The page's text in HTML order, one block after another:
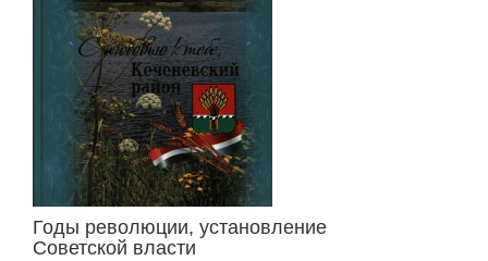
Годы революции, установление
Советской власти